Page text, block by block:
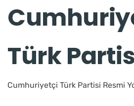
Türk
Cumhuriyetçi Türk Partisi Resmi